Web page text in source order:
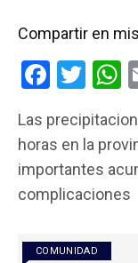
Compartir en
F
ce
b
o
k
T
tt
er s
A
Las
horas en la
importantes
complicaciones
COMUNIDAD